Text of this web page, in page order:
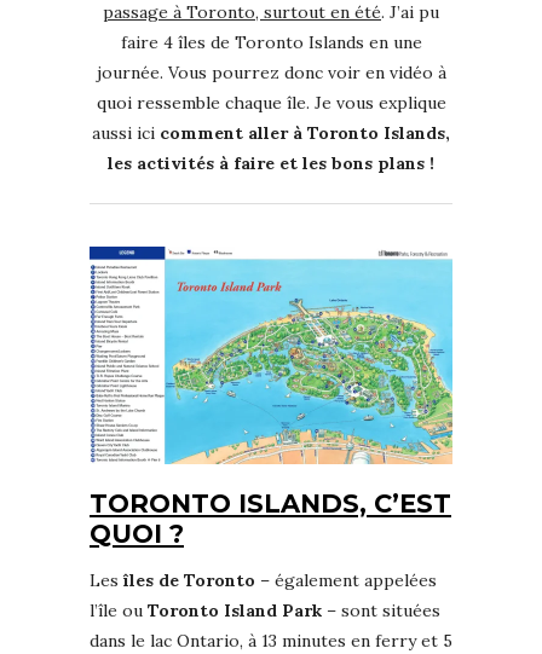
passage à Toronto, surtout en été. J’ai pu
faire 4 îles de Toronto Islands en une
journée. Vous pourrez donc voir en vidéo à
quoi ressemble chaque île. Je vous explique
aussi ici comment aller à Toronto Islands,
les activités à faire et les bons plans !
TORONTO ISLANDS, C’EST
QUOI ?
Les îles de Toronto – également appelées
l’île ou Toronto Island Park – sont situées
dans le lac Ontario, à 13 minutes en ferry et 5